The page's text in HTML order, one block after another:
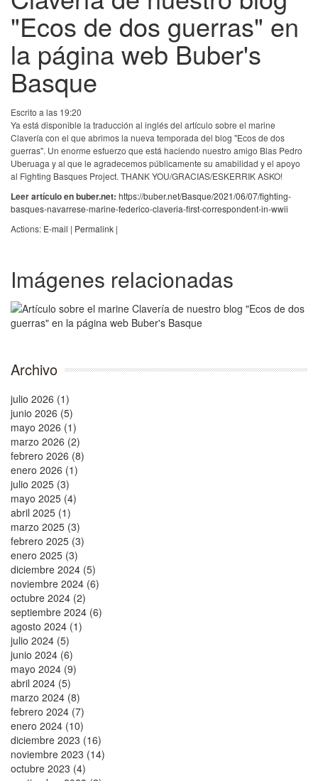
"Ecos de dos guerras" en
la página web Buber's
Basque
Escrito a las 19:20
Ya está disponible la traducción al inglés del artículo sobre el marine
Clavería con el que abrimos la nueva temporada del blog "Ecos de dos
guerras". Un enorme esfuerzo que está haciendo nuestro amigo Blas Pedro
Uberuaga y al que le agradecemos públicamente su amabilidad y el apoyo
al Fighting Basques Project. THANK YOU/GRACIAS/ESKERRIK ASKO!
Leer artículo en buber.net: https://buber.net/Basque/2021/06/07/fighting-
basques-navarrese-marine-federico-claveria-first-correspondent-in-wwii
Actions: E-mail | Permalink |
Imágenes relacionadas
Archivo
julio 2026 (1)
junio 2026 (5)
mayo 2026 (1)
marzo 2026 (2)
febrero 2026 (8)
enero 2026 (1)
julio 2025 (3)
mayo 2025 (4)
abril 2025 (1)
marzo 2025 (3)
febrero 2025 (3)
enero 2025 (3)
diciembre 2024 (5)
noviembre 2024 (6)
octubre 2024 (2)
septiembre 2024 (6)
agosto 2024 (1)
julio 2024 (5)
junio 2024 (6)
mayo 2024 (9)
abril 2024 (5)
marzo 2024 (8)
febrero 2024 (7)
enero 2024 (10)
diciembre 2023 (16)
noviembre 2023 (14)
octubre 2023 (4)